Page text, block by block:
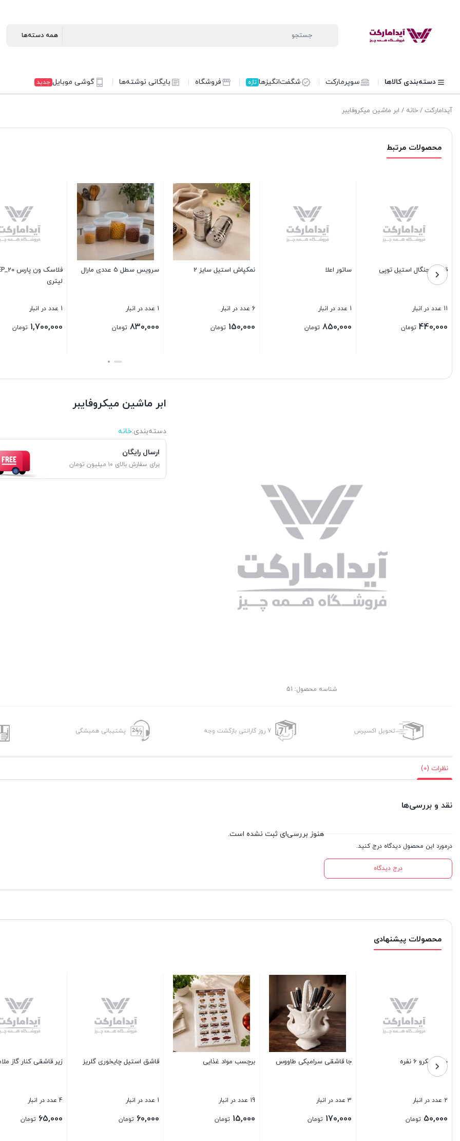
دسته‌بندی کالاها سوپرمارکت شگفت‌انگیزها تازه فروشگاه بایگانی نوشته‌ها گوشی موبایل جدید
آیدامارکت / خانه / ابر ماشین میکروفایبر
محصولات مرتبط
سرویس سطل 5 عددی مارال
1 عدد در انبار
830,000
فلاسک ون پارس VREP_20 دو
1 عدد در انبار
1,700,000
اسکاچ میکروفایبر دورو هنس
1 عدد در انبار
50,000
درپوش سیلیکونی 6 عددی
1 عدد در انبار
180,000
بستن
لیوان استیل
6 عدد در انبار
250,000
شناسه محصول: 51
ابر ماشین میکروفایبر
دسته‌بندی‌:خانه
ارسال رایگان
برای سفارش بالای ۱۰ میلیون تومان
تحویل اکسپرس 7 روز گارانتی بازگشت وجه پشتیبانی همیشگی
نظرات (0)
نقد و بررسی‌ها
درمورد این محصول دیدگاه درج کنید.
درج دیدگاه
هنوز بررسی‌ای ثبت نشده است.
محصولات پیشنهادی
غذایی
تومان
قاشق استیل چایخوری گلریز
تومان
زیر قاشقی کنار گاز ملامین
تومان
لگن استيل يونيک سايز 26
تومان
قیچی تیتانیوم 8 اینچ لیوبی
تومان